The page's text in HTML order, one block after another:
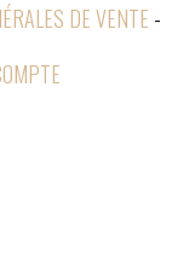
DE VENTE